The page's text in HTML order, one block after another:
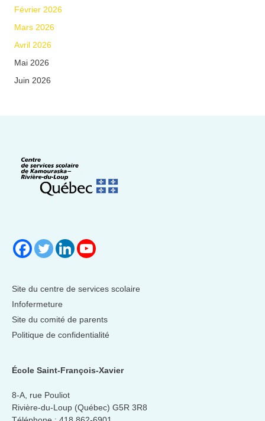
Février 2026
Mars 2026
Avril 2026
Mai 2026
Juin 2026
Site du centre de services scolaire
Infofermeture
Site du comité de parents
Politique de confidentialité
École Saint-François-Xavier
8-A, rue Pouliot
Rivière-du-Loup (Québec) G5R 3R8